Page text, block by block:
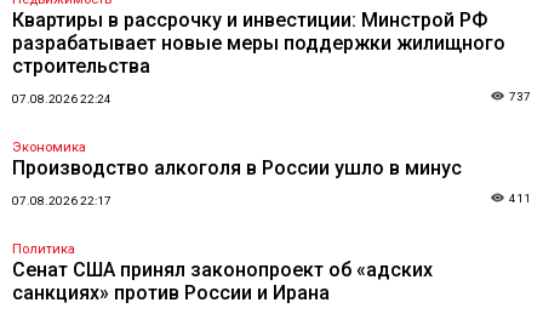
Квартиры в рассрочку и инвестиции: Минстрой РФ
разрабатывает новые меры поддержки жилищного
строительства
07.08.2026 22:24 737
Экономика
Производство алкоголя в России ушло в минус
07.08.2026 22:17 411
Политика
Сенат США принял законопроект об «адских
санкциях» против России и Ирана